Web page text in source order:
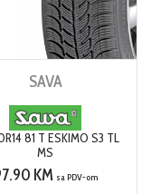
SAVA
81 T ESKIMO S3 TL
MS
KM sa PDV-om